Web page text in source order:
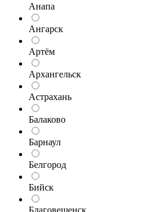
Анапа
Ангарск
Артём
Архангельск
Астрахань
Балаково
Барнаул
Белгород
Бийск